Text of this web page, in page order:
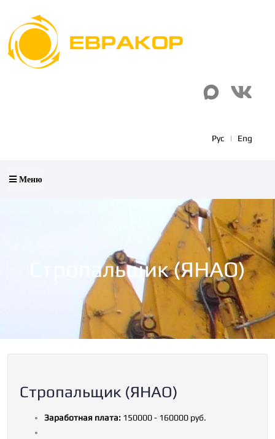
Рус | Eng
Меню
Стропальщик (ЯНАО)
Стропальщик (ЯНАО)
Заработная плата: 150000 - 160000 руб.